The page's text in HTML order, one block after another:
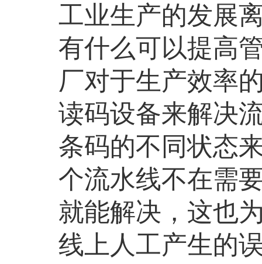
工业生产的发展
有什么可以提高
厂对于生产效率
读码设备来解决
条码的不同状态
个流水线不在需
就能解决，这也
线上人工产生的